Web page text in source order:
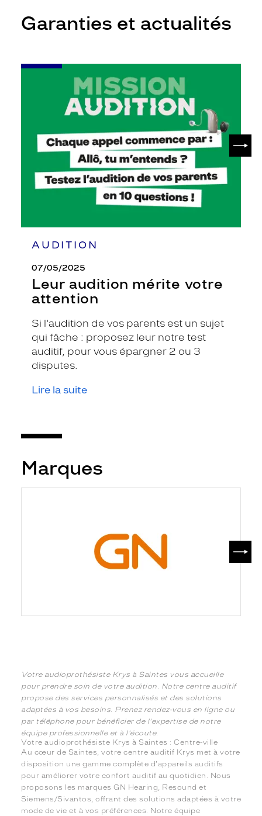
Garanties et actualités
AUDITION
07/05/2025
Leur audition mérite votre
attention
Si l'audition de vos parents est un sujet
qui fâche : proposez leur notre test
auditif, pour vous épargner 2 ou 3
disputes.
Lire la suite
-
Marques
Votre audioprothésiste Krys à Saintes vous accueille
pour prendre soin de votre audition. Notre centre auditif
propose des services personnalisés et des solutions
adaptées à vos besoins. Prenez rendez-vous en ligne ou
par téléphone pour bénéficier de l'expertise de notre
équipe professionnelle et à l'écoute.
Votre audioprothésiste Krys à Saintes : Centre-ville
Au cœur de Saintes, votre centre auditif Krys met à votre
disposition une gamme complète d'appareils auditifs
pour améliorer votre confort auditif au quotidien. Nous
proposons les marques GN Hearing, Resound et
Siemens/Sivantos, offrant des solutions adaptées à votre
mode de vie et à vos préférences. Notre équipe